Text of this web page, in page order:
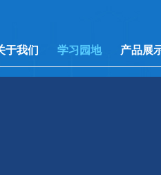
于我们 学习园地 产品展